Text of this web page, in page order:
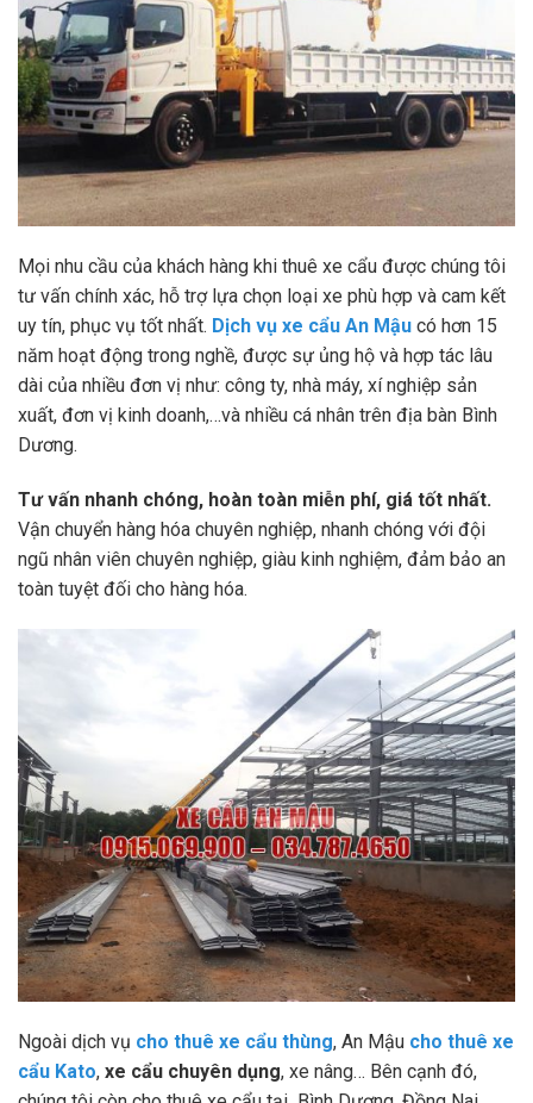
Mọi nhu cầu của khách hàng khi thuê xe cẩu được chúng tôi
tư vấn chính xác, hỗ trợ lựa chọn loại xe phù hợp và cam kết
uy tín, phục vụ tốt nhất. Dịch vụ xe cẩu An Mậu có hơn 15
năm hoạt động trong nghề, được sự ủng hộ và hợp tác lâu
dài của nhiều đơn vị như: công ty, nhà máy, xí nghiệp sản
xuất, đơn vị kinh doanh,…và nhiều cá nhân trên địa bàn Bình
Dương.
Tư vấn nhanh chóng, hoàn toàn miễn phí, giá tốt nhất.
Vận chuyển hàng hóa chuyên nghiệp, nhanh chóng với đội
ngũ nhân viên chuyên nghiệp, giàu kinh nghiệm, đảm bảo an
toàn tuyệt đối cho hàng hóa.
Ngoài dịch vụ cho thuê xe cẩu thùng, An Mậu cho thuê xe
cẩu Kato, xe cẩu chuyên dụng, xe nâng… Bên cạnh đó,